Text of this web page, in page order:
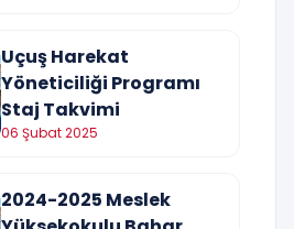
Uçuş Harekat
Yöneticiliği Programı
Staj Takvimi
06 Şubat 2025
2024-2025 Meslek